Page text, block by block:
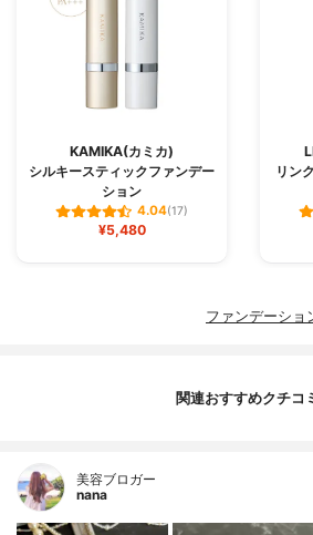
KAMIKA(カミカ)
シルキースティックファンデー
ション
4.04(17)
¥5,480
リン
ファンデーショ
関連おすすめクチコ
美容ブロガー
nana